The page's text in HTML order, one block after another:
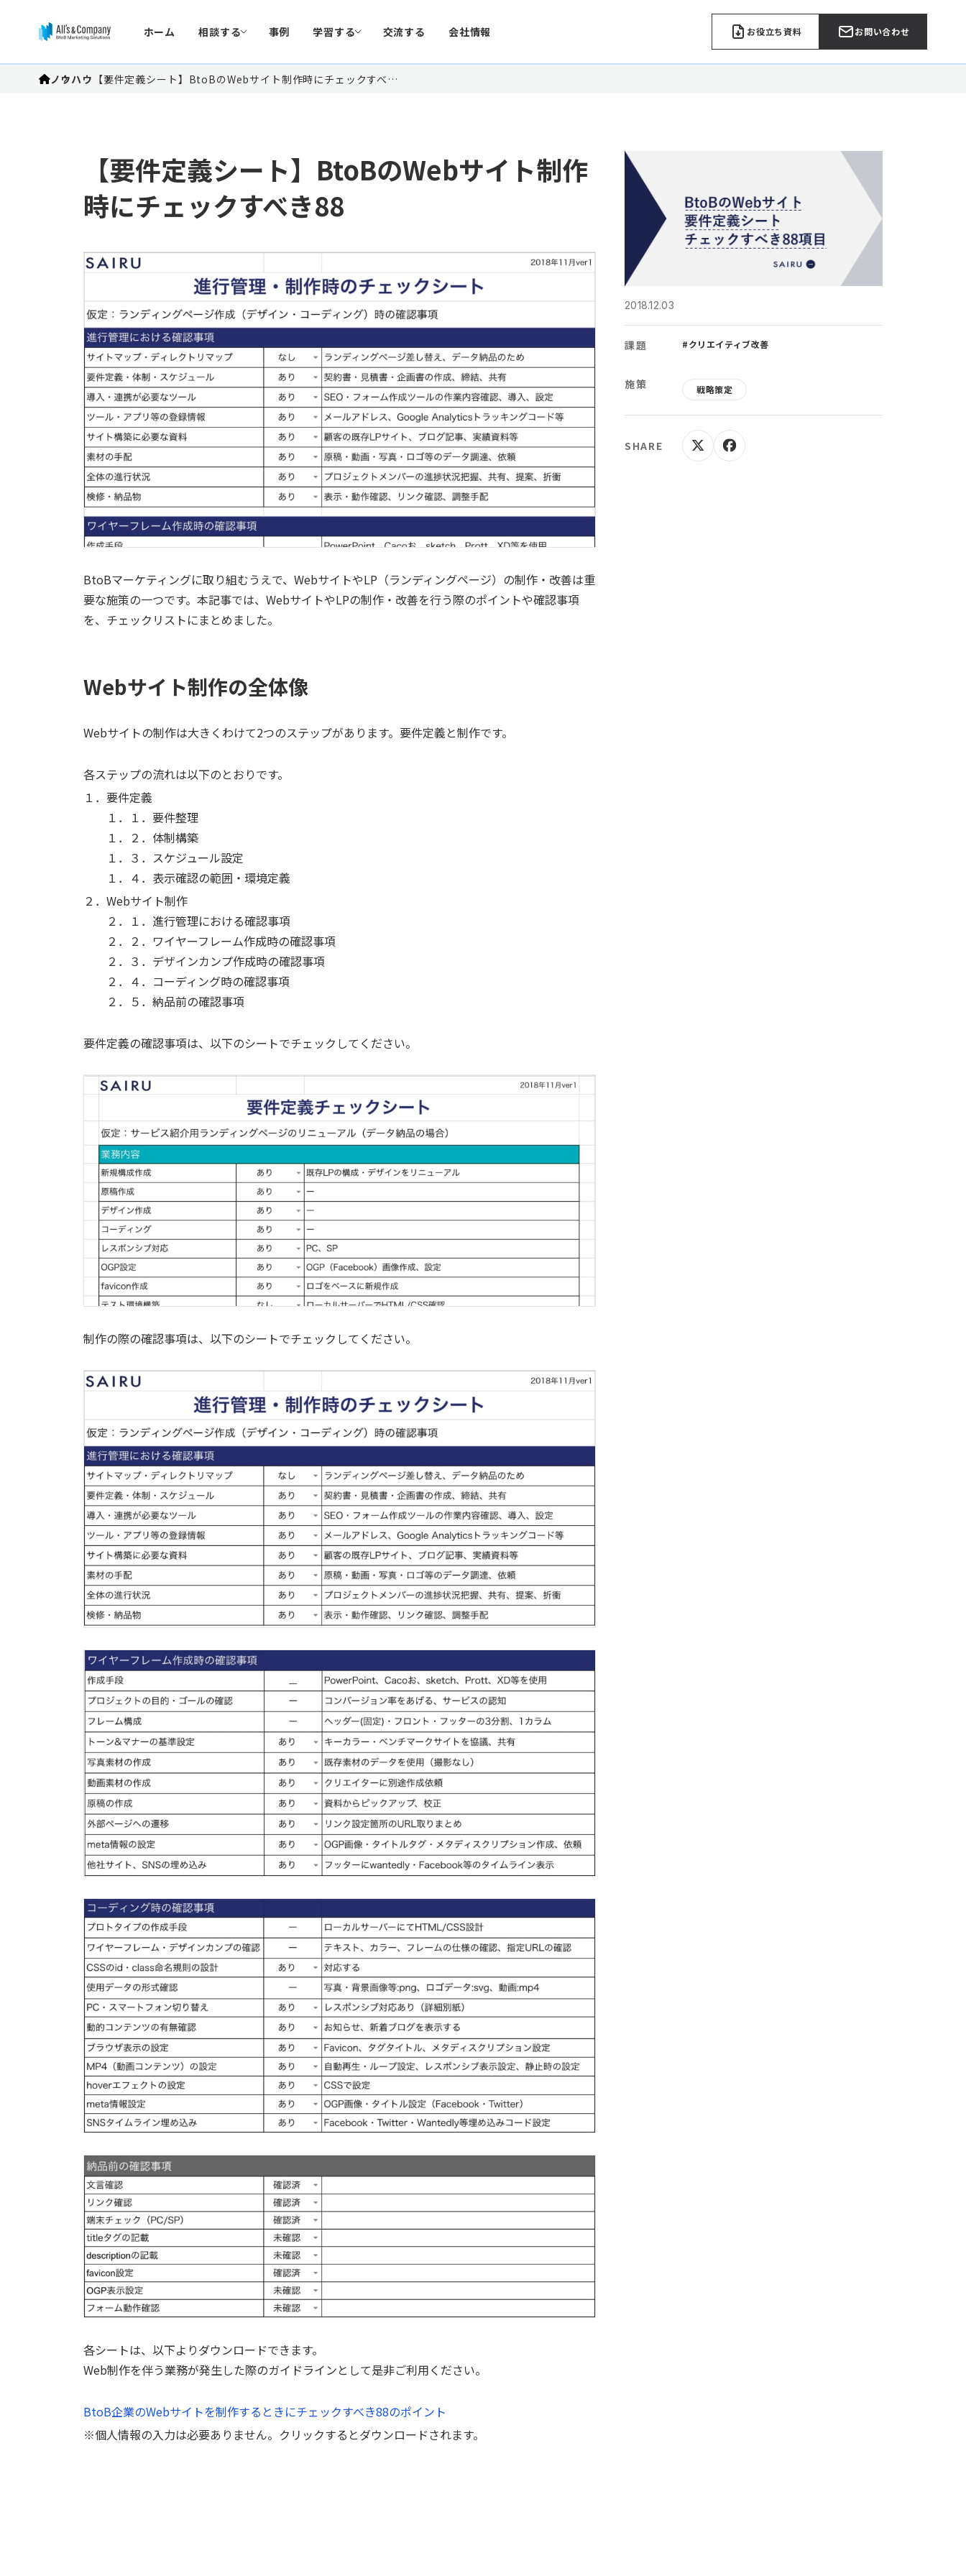
ホーム 相談する 事例 学習する 交流する 会社情報 お役立ち資料 お問い合わせ
ノウハウ 【要件定義シート】BtoBのWebサイト制作時にチェックすべ…
【要件定義シート】BtoBのWebサイト制作
時にチェックすべき88
BtoBマーケティングに取り組むうえで、WebサイトやLP（ランディングページ）の制作・改善は重
要な施策の一つです。本記事では、WebサイトやLPの制作・改善を行う際のポイントや確認事項
を、チェックリストにまとめました。
Webサイト制作の全体像
Webサイトの制作は大きくわけて2つのステップがあります。要件定義と制作です。
各ステップの流れは以下のとおりです。
１．要件定義
１．１．要件整理
１．２．体制構築
１．３．スケジュール設定
１．４．表示確認の範囲・環境定義
２．Webサイト制作
２．１．進行管理における確認事項
２．２．ワイヤーフレーム作成時の確認事項
２．３．デザインカンプ作成時の確認事項
２．４．コーディング時の確認事項
２．５．納品前の確認事項
要件定義の確認事項は、以下のシートでチェックしてください。
制作の際の確認事項は、以下のシートでチェックしてください。
各シートは、以下よりダウンロードできます。
Web制作を伴う業務が発生した際のガイドラインとして是非ご利用ください。
BtoB企業のWebサイトを制作するときにチェックすべき88のポイント
※個人情報の入力は必要ありません。クリックするとダウンロードされます。
2018.12.03
課題 #クリエイティブ改善
施策 戦略策定
SHARE